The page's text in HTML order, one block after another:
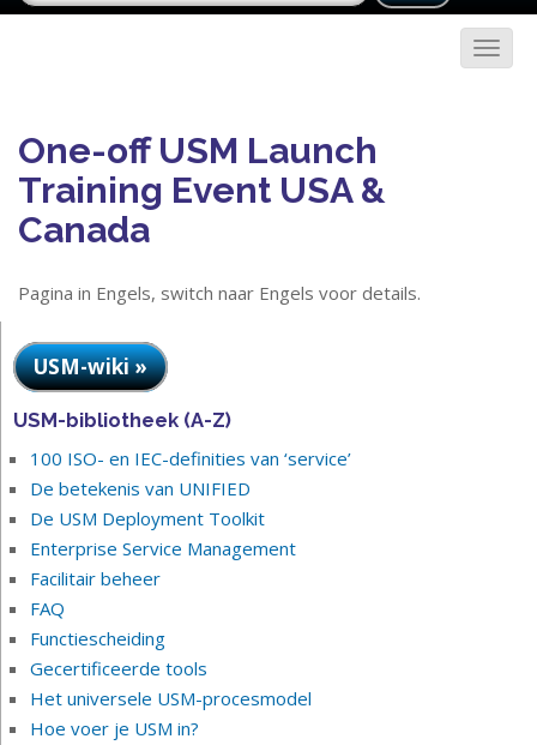
One-off USM Launch
Training Event USA &
Canada
Pagina in Engels, switch naar Engels voor details.
USM-wiki »
USM-bibliotheek (A-Z)
100 ISO- en IEC-definities van ‘service’
De betekenis van UNIFIED
De USM Deployment Toolkit
Enterprise Service Management
Facilitair beheer
FAQ
Functiescheiding
Gecertificeerde tools
Het universele USM-procesmodel
Hoe voer je USM in?